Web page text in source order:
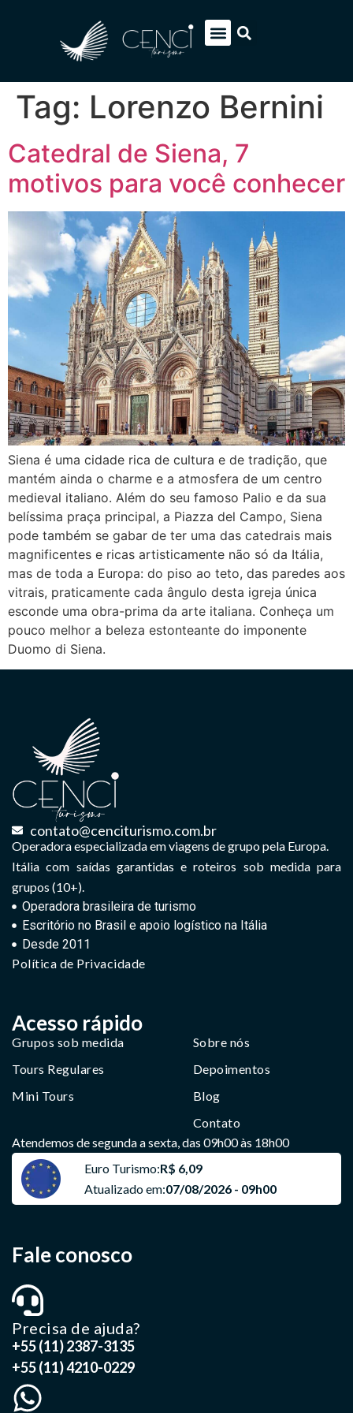
Tag: Lorenzo Bernini
Catedral de Siena, 7
motivos para você conhecer
Siena é uma cidade rica de cultura e de tradição, que
mantém ainda o charme e a atmosfera de um centro
medieval italiano. Além do seu famoso Palio e da sua
belíssima praça principal, a Piazza del Campo, Siena
pode também se gabar de ter uma das catedrais mais
magnificentes e ricas artisticamente não só da Itália,
mas de toda a Europa: do piso ao teto, das paredes aos
vitrais, praticamente cada ângulo desta igreja única
esconde uma obra-prima da arte italiana. Conheça um
pouco melhor a beleza estonteante do imponente
Duomo di Siena.
contato@cenciturismo.com.br
Operadora especializada em viagens de grupo pela Europa.
Itália com saídas garantidas e roteiros sob medida para
grupos (10+).
Operadora brasileira de turismo
Escritório no Brasil e apoio logístico na Itália
Desde 2011
Política de Privacidade
Acesso rápido
Grupos sob medida
Tours Regulares
Mini Tours
Sobre nós
Depoimentos
Blog
Contato
Atendemos de segunda a sexta, das 09h00 às 18h00
Euro Turismo:R$ 6,09
Atualizado em:07/08/2026 - 09h00
Fale conosco
Precisa de ajuda?
+55 (11) 2387-3135
+55 (11) 4210-0229